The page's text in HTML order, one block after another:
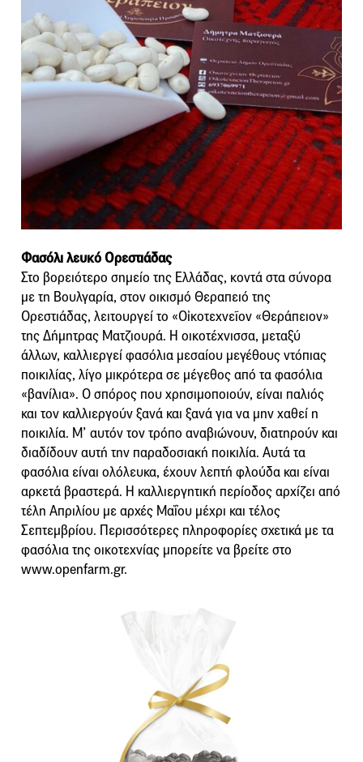
Φασόλι λευκό Ορεστιάδας
Στο βορειότερο σημείο της Ελλάδας, κοντά στα σύνορα
με τη Βουλγαρία, στον οικισμό Θεραπειό της
Ορεστιάδας, λειτουργεί το «Οἰκοτεχνεῖον «Θεράπειον»
της Δήμητρας Ματζιουρά. Η οικοτέχνισσα, μεταξύ
άλλων, καλλιεργεί φασόλια μεσαίου μεγέθους ντόπιας
ποικιλίας, λίγο μικρότερα σε μέγεθος από τα φασόλια
«βανίλια». Ο σπόρος που χρησιμοποιούν, είναι παλιός
και τον καλλιεργούν ξανά και ξανά για να μην χαθεί η
ποικιλία. Μ’ αυτόν τον τρόπο αναβιώνουν, διατηρούν και
διαδίδουν αυτή την παραδοσιακή ποικιλία. Αυτά τα
φασόλια είναι ολόλευκα, έχουν λεπτή φλούδα και είναι
αρκετά βραστερά. Η καλλιεργητική περίοδος αρχίζει από
τέλη Απριλίου με αρχές Μαΐου μέχρι και τέλος
Σεπτεμβρίου. Περισσότερες πληροφορίες σχετικά με τα
φασόλια της οικοτεχνίας μπορείτε να βρείτε στο
www.openfarm.gr.